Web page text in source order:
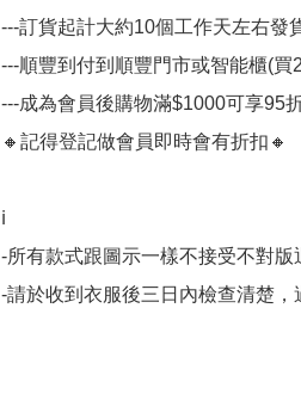
---訂貨起計大約10個工作天左右發
---順豐到付到順豐門市或智能櫃(買
---成為會員後購物滿$1000可享95
🔸記得登記做會員即時會有折扣🔸
ℹ️
-所有款式跟圖示一樣不接受不對版
-請於收到衣服後三日內檢查清楚，